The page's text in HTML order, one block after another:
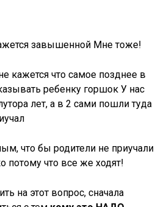
завышенной Мне тоже!
кажется что самое позднее в
ребенку горшок У нас
лет, а в 2 сами пошли туда
что бы родители не приучали
потому что все же ходят!
на этот вопрос, сначала